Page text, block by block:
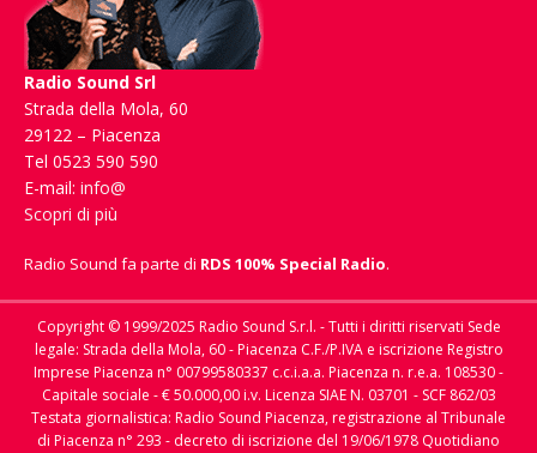
Radio Sound Srl
Strada della Mola, 60
29122 – Piacenza
Tel 0523 590 590
E-mail: info@
Scopri di più
Radio Sound fa parte di RDS 100% Special Radio.
Copyright © 1999/2025 Radio Sound S.r.l. - Tutti i diritti riservati Sede
legale: Strada della Mola, 60 - Piacenza C.F./P.IVA e iscrizione Registro
Imprese Piacenza n° 00799580337 c.c.i.a.a. Piacenza n. r.e.a. 108530 -
Capitale sociale - € 50.000,00 i.v. Licenza SIAE N. 03701 - SCF 862/03
Testata giornalistica: Radio Sound Piacenza, registrazione al Tribunale
di Piacenza n° 293 - decreto di iscrizione del 19/06/1978 Quotidiano